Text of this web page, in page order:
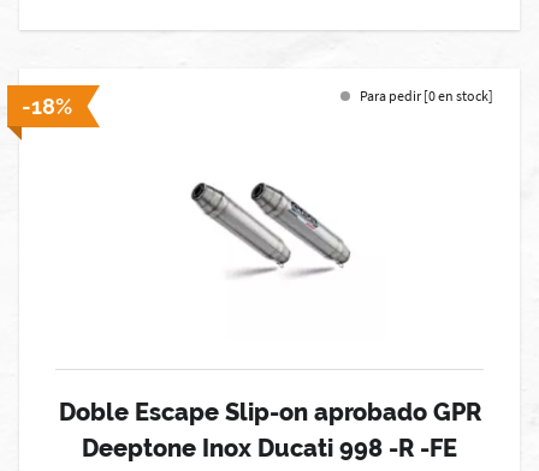
-18% Para pedir [0 en stock]
Doble Escape Slip-on aprobado GPR
Deeptone Inox Ducati 998 -R -FE